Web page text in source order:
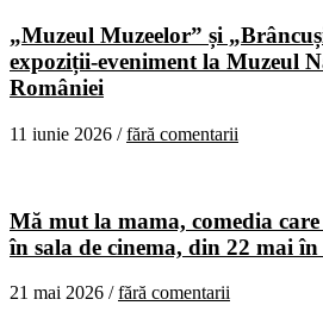
„Muzeul Muzeelor” și
expoziții-eveniment la Muzeul
României
11 iunie 2026 /fără comentarii
Mă mut la mama, comedia
în sala de cinema, din 22 mai
21 mai 2026 /fără comentarii